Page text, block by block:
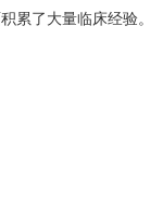
累了大量临床经验。